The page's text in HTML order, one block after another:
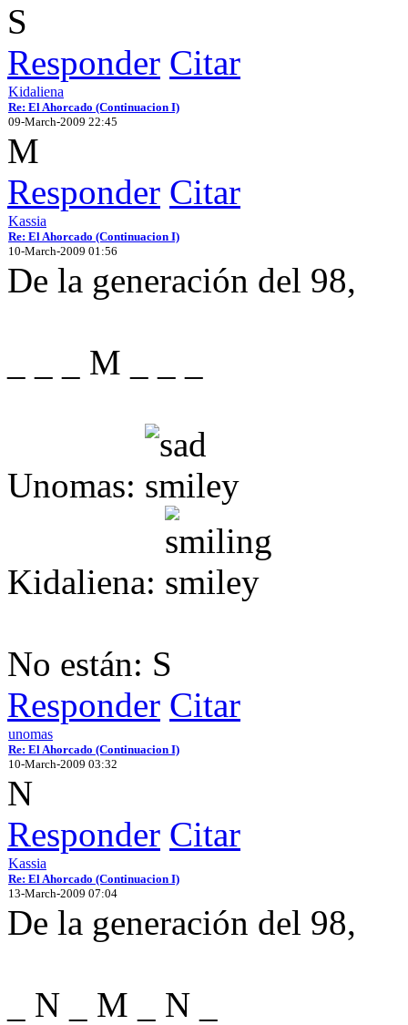
S
Responder Citar
Kidaliena
Re: El Ahorcado (Continuacion I)
09-March-2009 22:45
M
Responder Citar
Kassia
Re: El Ahorcado (Continuacion I)
10-March-2009 01:56
De la generación del 98,
_ _ _ M _ _ _
Unomas:
Kidaliena:
No están: S
Responder Citar
unomas
Re: El Ahorcado (Continuacion I)
10-March-2009 03:32
N
Responder Citar
Kassia
Re: El Ahorcado (Continuacion I)
13-March-2009 07:04
De la generación del 98,
_ N _ M _ N _